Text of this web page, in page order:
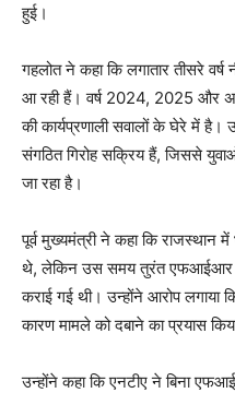
हुई।
गहलोत ने कहा कि लगातार तीसरे वर्ष
आ रही हैं। वर्ष 2024, 2025 और
की कार्यप्रणाली सवालों के घेरे में
संगठित गिरोह सक्रिय हैं, जिससे
जा रहा है।
पूर्व मुख्यमंत्री ने कहा कि राजस्थान
थे, लेकिन उस समय तुरंत एफआईआर
कराई गई थी। उन्होंने आरोप लगाया
कारण मामले को दबाने का प्रयास
उन्होंने कहा कि एनटीए ने बिना